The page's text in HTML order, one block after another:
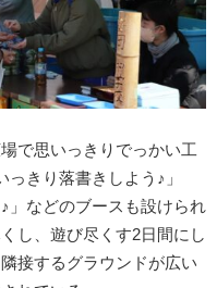
で思いっきりでっかい工
きり落書きしよう♪」
」などのブースも設けられ
し、遊び尽くす2日間にし
接するグラウンドが広い